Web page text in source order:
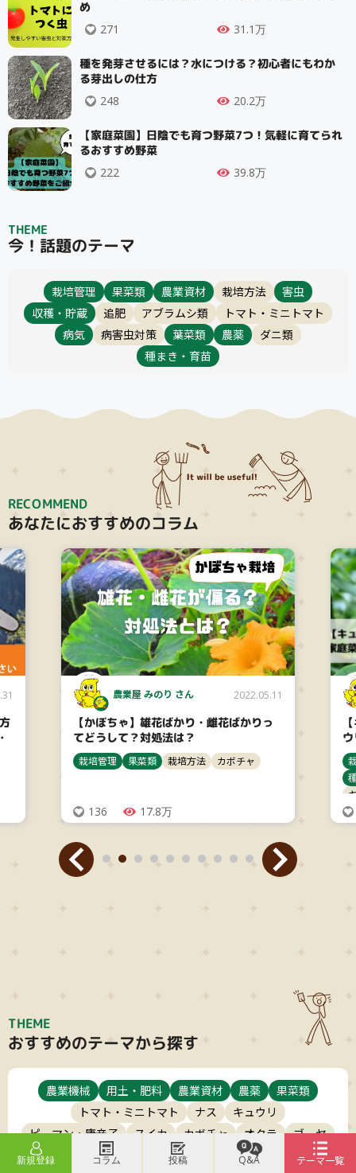
新規登録 コラム 投稿 Q&A テーマ一覧
め
271 31.1万
種を発芽させるには？水につける？初心者にもわか
る芽出しの仕方
248 20.2万
【家庭菜園】日陰でも育つ野菜7つ！気軽に育てられ
るおすすめ野菜
222 39.8万
THEME
今！話題のテーマ
栽培管理 果菜類 農業資材 栽培方法
害虫
収穫・貯蔵
追肥 アブラムシ類
トマト・ミニトマト
病気
病害虫対策 葉菜類 農薬
ダニ類
種まき・育苗
RECOMMEND
あなたにおすすめのコラム
農業屋 みのり さん 2022.05.11
【かぼちゃ】雄花ばかり・雌花ばかりっ
てどうして？対処法は？
栽培管理 果菜類 栽培方法 カボチャ
136 17.8万
THEME
おすすめのテーマから探す
農業機械 用土・肥料 農業資材 農薬
果菜類
トマト・ミニトマト
ナス
キュウリ
ピーマン・唐辛子
スイカ カボチャ オクラ
ゴーヤ
メロン・ウリ
トウモロコシ ズッキーニ
イチゴ